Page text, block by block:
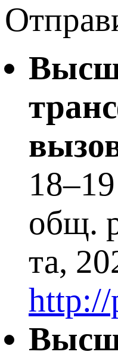
общ.
та,
http://